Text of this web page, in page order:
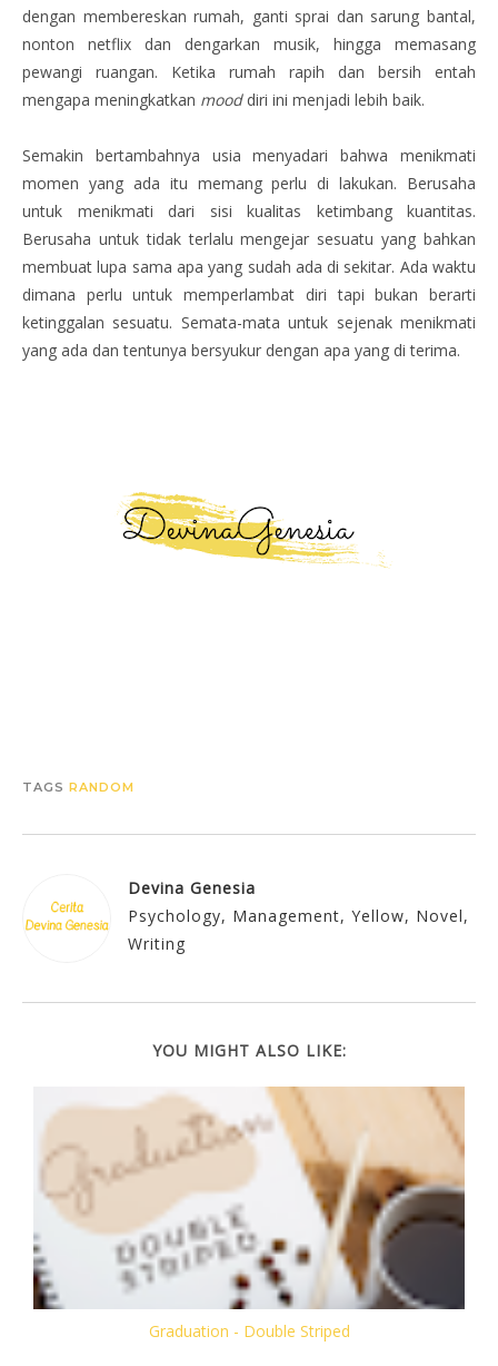
dengan membereskan rumah, ganti sprai dan sarung bantal,
nonton netflix dan dengarkan musik, hingga memasang
pewangi ruangan. Ketika rumah rapih dan bersih entah
mengapa meningkatkan mooddiri ini menjadi lebih baik.
Semakin bertambahnya usia menyadari bahwa menikmati
momen yang ada itu memang perlu di lakukan. Berusaha
untuk menikmati dari sisi kualitas ketimbang kuantitas.
Berusaha untuk tidak terlalu mengejar sesuatu yang bahkan
membuat lupa sama apa yang sudah ada di sekitar. Ada waktu
dimana perlu untuk memperlambat diri tapi bukan berarti
ketinggalan sesuatu. Semata-mata untuk sejenak menikmati
yang ada dan tentunya bersyukur dengan apa yang di terima.
TAGS RANDOM
Devina Genesia
Psychology, Management, Yellow, Novel,
Writing
YOU MIGHT ALSO LIKE:
Graduation - Double Striped